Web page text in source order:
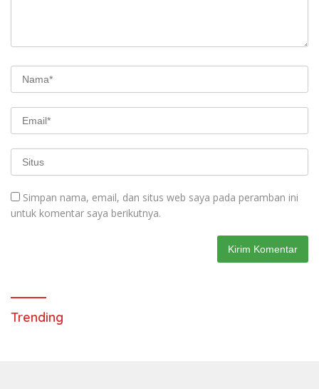
Simpan nama, email, dan situs web saya pada peramban ini
untuk komentar saya berikutnya.
Trending